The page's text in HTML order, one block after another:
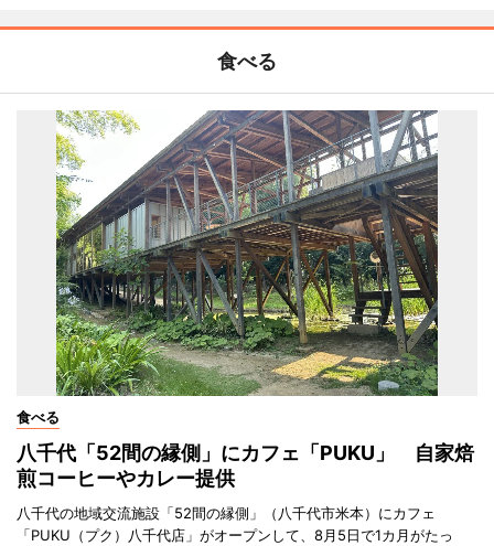
食べる
食べる
八千代「52間の縁側」にカフェ「PUKU」 自家焙
煎コーヒーやカレー提供
八千代の地域交流施設「52間の縁側」（八千代市米本）にカフェ
「PUKU（プク）八千代店」がオープンして、8月5日で1カ月がたっ